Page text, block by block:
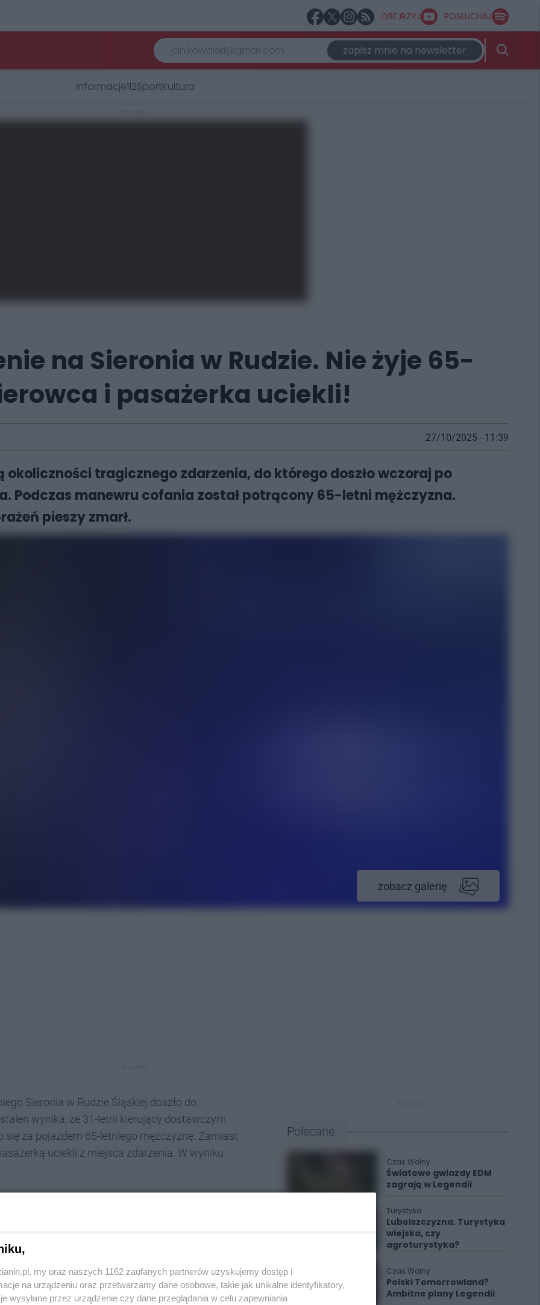
OBEJRZYJ POSŁUCHAJ
zapisz mnie na newsletter
Informacje112SportKultura
na Sieronia w Rudzie. Nie żyje 65-
i pasażerka uciekli!
27/10/2025 - 11:39
okoliczności tragicznego zdarzenia, do którego doszło wczoraj po
Podczas manewru cofania został potrącony 65-letni mężczyzna.
pieszy zmarł.
zobacz galerię
Sieronia w Rudzie Śląskiej doszło do
wynika, że 31-letni kierujący dostawczym
za pojazdem 65-letniego mężczyznę. Zamiast
uciekli z miejsca zdarzenia. W wyniku
natychmiast podjęli działania, by jak
się busem. Do późnych godzin
zdarzenia, w celu ustalenia
- relacjonują policjanci.
Polecane
Czas Wolny
Światowe gwiazdy EDM
zagrają w Legendii
Turystyka
Lubelszczyzna. Turystyka
wiejska, czy
agroturystyka?
Czas Wolny
Polski Tomorrowland?
Ambitne plany Legendii
my oraz naszych 1162 zaufanych partnerów uzyskujemy dostęp i
na urządzeniu oraz przetwarzamy dane osobowe, takie jak unikalne identyfikatory,
wysyłane przez urządzenie czy dane przeglądania w celu zapewniania